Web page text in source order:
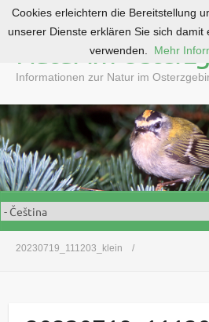
o
o
n
t
e
n
Natur im
Informationen zur Natur im
20230719_111203_klein
Cookies erleichtern die Bereitstellung
unserer Dienste erklären Sie sich
verwenden.
Mehr